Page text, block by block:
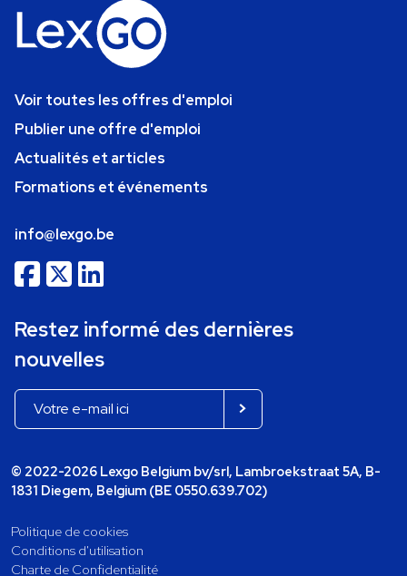
Voir toutes les offres d'emploi
Publier une offre d'emploi
Actualités et articles
Formations et événements
info@lexgo.be
Restez informé des dernières
nouvelles
© 2022-2026 Lexgo Belgium bv/srl, Lambroekstraat 5A, B-
1831 Diegem, Belgium (BE 0550.639.702)
Politique de cookies
Conditions d'utilisation
Charte de Confidentialité